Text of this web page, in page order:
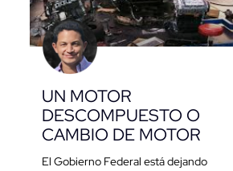
UN MOTOR
DESCOMPUESTO O
CAMBIO DE MOTOR
El Gobierno Federal está dejando